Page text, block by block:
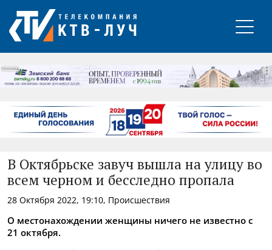
РЕКЛАМА
В Октябрьске завуч вышла на улицу во
всем черном и бесследно пропала
28 Октября 2022, 19:10, Происшествия
О местонахождении женщины ничего не известно с
21 октября.